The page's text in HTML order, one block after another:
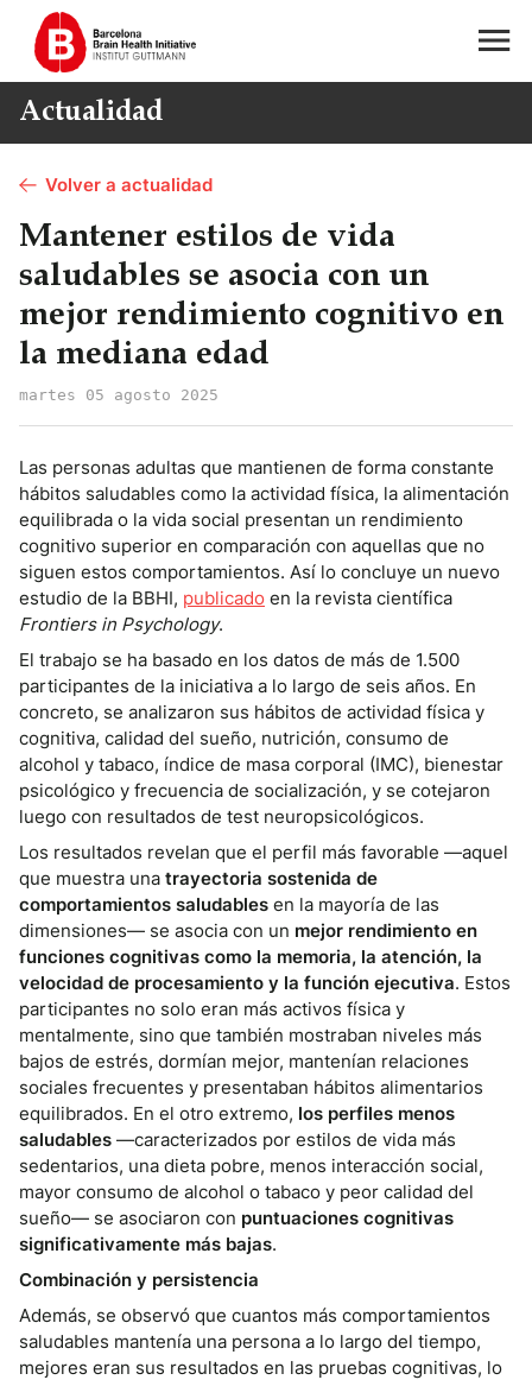
Actualidad
Volver a actualidad
Mantener estilos de vida
saludables se asocia con un
mejor rendimiento cognitivo en
la mediana edad
martes 05 agosto 2025
Las personas adultas que mantienen de forma constante
hábitos saludables como la actividad física, la alimentación
equilibrada o la vida social presentan un rendimiento
cognitivo superior en comparación con aquellas que no
siguen estos comportamientos. Así lo concluye un nuevo
estudio de la BBHI, publicado en la revista científica
Frontiers in Psychology.
El trabajo se ha basado en los datos de más de 1.500
participantes de la iniciativa a lo largo de seis años. En
concreto, se analizaron sus hábitos de actividad física y
cognitiva, calidad del sueño, nutrición, consumo de
alcohol y tabaco, índice de masa corporal (IMC), bienestar
psicológico y frecuencia de socialización, y se cotejaron
luego con resultados de test neuropsicológicos.
Los resultados revelan que el perfil más favorable —aquel
que muestra una trayectoria sostenida de
comportamientos saludables en la mayoría de las
dimensiones— se asocia con un mejor rendimiento en
funciones cognitivas como la memoria, la atención, la
velocidad de procesamiento y la función ejecutiva. Estos
participantes no solo eran más activos física y
mentalmente, sino que también mostraban niveles más
bajos de estrés, dormían mejor, mantenían relaciones
sociales frecuentes y presentaban hábitos alimentarios
equilibrados. En el otro extremo, los perfiles menos
saludables —caracterizados por estilos de vida más
sedentarios, una dieta pobre, menos interacción social,
mayor consumo de alcohol o tabaco y peor calidad del
sueño— se asociaron con puntuaciones cognitivas
significativamente más bajas.
Combinación y persistencia
Además, se observó que cuantos más comportamientos
saludables mantenía una persona a lo largo del tiempo,
mejores eran sus resultados en las pruebas cognitivas, lo